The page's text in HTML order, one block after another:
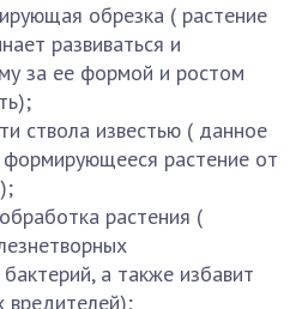
обрезка ( растение
развиваться и
за ее формой и ростом
ствола известью ( данное
формирующееся растение от
растения (
а также избавит
вредителей);